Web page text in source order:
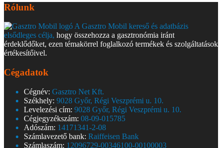
Rólunk
A Gasztro Mobil kereső és adatbázis
elsődleges célja, hogy összehozza a gasztronómia iránt
érdeklődőket, ezen témakörrel foglalkozó termékek és szolgáltatások
értékesítőivel.
Cégadatok
Cégnév: Gasztro Net Kft.
Székhely: 9028 Győr, Régi Veszprémi u. 10.
Levelezési cím: 9028 Győr, Régi Veszprémi u. 10.
Cégjegyzékszám: 08-09-015785
Adószám: 14171341-2-08
Számlavezető bank: Raiffeisen Bank
Számlaszám: 12096729-00346100-00100003